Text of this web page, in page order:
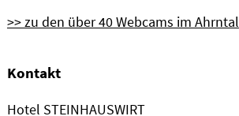
>> zu den über 40 Webcams im Ahrntal
Kontakt
Hotel STEINHAUSWIRT